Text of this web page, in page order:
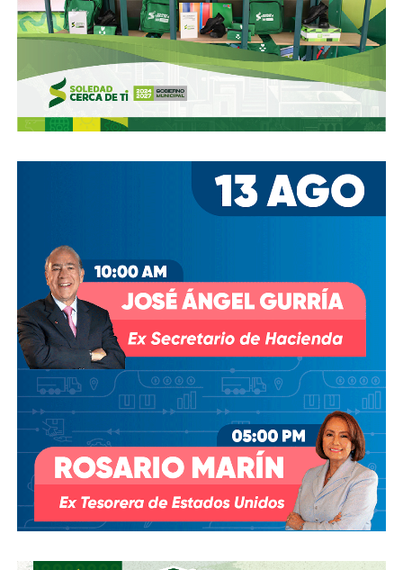
el ahora cancelado Aeropuerto de Texcoco),cuando
se otorgó la concesión para la administración de El
Realito, ni Slim ni Martínez ni los copresidentes de
Televisa tenían sus actuales injerencias en Aquos, por
lo que se podría decir que ésta fue heredada, y acabó
dejando el control de la presa en las manos de cuatro de
al menos tres intentos de rescindir o
modificar el contrato se han hecho sin haber
Agua abrió un expediente que no avanzó pese a 350 mil
afectados y una queja de oficio de la Comisión Estatal de
Derechos Humanos; en abril de 2023, el entonces
presidenteAndrés Manuel López Obradorrespondió a
una petición del gobernador Ricardo Gallardo Cardona con
un “a lo mejor se lo cambiamos” que no derivó en ningún
trámite documentado; y desde 2025, la Comisión Nacional
del Agua asegura estar “evaluando” el retiro de la
concesión, hasta el momento, sin resolución.
También lee:Diputada pide poner un alto a la empresa de
El Realito